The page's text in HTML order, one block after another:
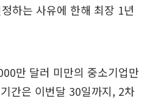
하는 사유에 한해 최장 1년
만 달러 미만의 중소기업만
간은 이번달 30일까지, 2차